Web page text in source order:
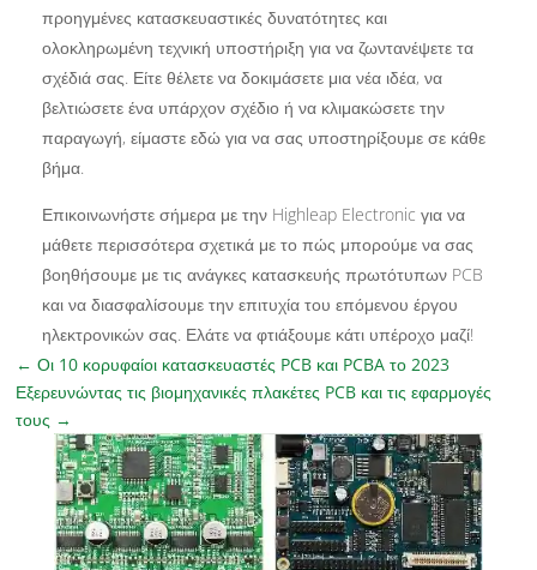
προηγμένες κατασκευαστικές δυνατότητες και
ολοκληρωμένη τεχνική υποστήριξη για να ζωντανέψετε τα
σχέδιά σας. Είτε θέλετε να δοκιμάσετε μια νέα ιδέα, να
βελτιώσετε ένα υπάρχον σχέδιο ή να κλιμακώσετε την
παραγωγή, είμαστε εδώ για να σας υποστηρίξουμε σε κάθε
βήμα.
Επικοινωνήστε σήμερα με την Highleap Electronic για να
μάθετε περισσότερα σχετικά με το πώς μπορούμε να σας
βοηθήσουμε με τις ανάγκες κατασκευής πρωτότυπων PCB
και να διασφαλίσουμε την επιτυχία του επόμενου έργου
ηλεκτρονικών σας. Ελάτε να φτιάξουμε κάτι υπέροχο μαζί!
←Οι 10 κορυφαίοι κατασκευαστές PCB και PCBA το 2023
Εξερευνώντας τις βιομηχανικές πλακέτες PCB και τις εφαρμογές
τους →